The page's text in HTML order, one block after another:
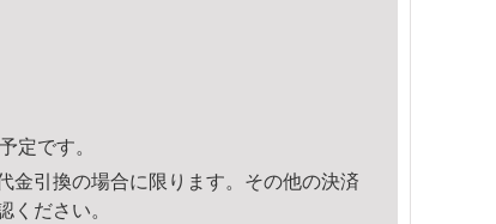
定です。
金引換の場合に限ります。その他の決済
ください。